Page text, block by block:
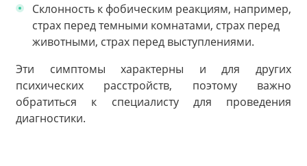
Склонность к фобическим реакциям, например,
страх перед темными комнатами, страх перед
животными, страх перед выступлениями.
Эти симптомы характерны и для других
психических расстройств, поэтому важно
обратиться к специалисту для проведения
диагностики.